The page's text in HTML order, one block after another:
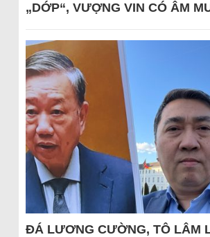
„DỚP“, VƯỢNG VIN CÓ ÂM
ĐÁ LƯƠNG CƯỜNG, TÔ LÂM